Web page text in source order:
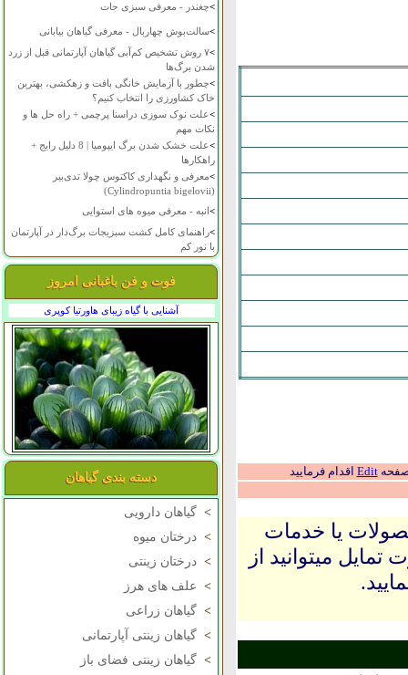
>چغندر - معرفی سبزی جات
>سالت‌بوش چهاربال - معرفی گیاهان بیابانی
>
۷ روش تشخیص کم‌آبی گیاهان آپارتمانی قبل از زرد
شدن برگ‌ها
>چطور با آزمایش خانگی بافت و زهکشی، بهترین
خاک کشاورزی را انتخاب کنیم؟
>علت نوک سوزی دراسنا پرچمی + راه حل ها و
نکات مهم
>
علت خشک شدن برگ ایپومیا | 8 دلیل رایج +
راهکارها
>معرفی و نگهداری کاکتوس چولا تدی‌بیر
(Cylindropuntia bigelovii)
>انبه - معرفی میوه های استوایی
>راهنمای کامل کشت سبزیجات برگ‌دار در آپارتمان
با نور کم
فوت و فن باغبانی امروز
آشنایی با گیاه زیبای هاورتیا کوپری
دسته بندی گیاهان
> گیاهان دارویی
> درختان میوه
> درختان زینتی
> علف های هرز
> گیاهان زراعی
> گیاهان زینتی آپارتمانی
> گیاهان زینتی فضای باز
صفحهEdit اقدام فرمایید
یا خدمات
میتوانید از